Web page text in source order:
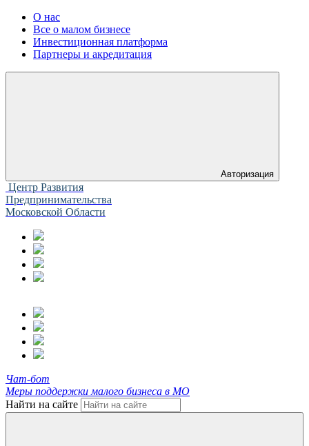
О нас
Все о малом бизнесе
Инвестиционная платформа
Партнеры и акредитация
Авторизация
Центр Развития
Предпринимательства
Московской Области
Чат-бот
Меры поддержки малого бизнеса в МО
Найти на сайте